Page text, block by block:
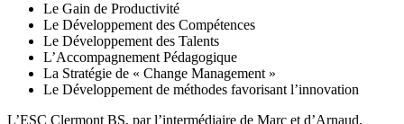
Le Gain de Productivité
Le Développement des Compétences
Le Développement des Talents
L’Accompagnement Pédagogique
La Stratégie de « Change Management »
Le Développement de méthodes favorisant l’innovation
L’ESC Clermont BS, par l’intermédiaire de Marc et d’Arnaud,